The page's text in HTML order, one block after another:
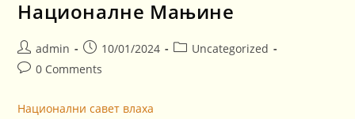
Националне Мањине
admin 10/01/2024
Uncategorized
0 Comments
Национални савет влаха